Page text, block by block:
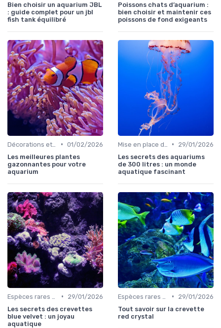
Bien choisir un aquarium JBL
: guide complet pour un jbl
fish tank équilibré
Poissons chats d’aquarium :
bien choisir et maintenir ces
poissons de fond exigeants
• 01/02/2026
Les meilleures plantes
gazonnantes pour votre
aquarium
•
29/01/2026
Les secrets des aquariums
de 300 litres : un monde
aquatique fascinant
•
29/01/2026
Les secrets des crevettes
blue velvet : un joyau
aquatique
•
29/01/2026
Tout savoir sur la crevette
red crystal